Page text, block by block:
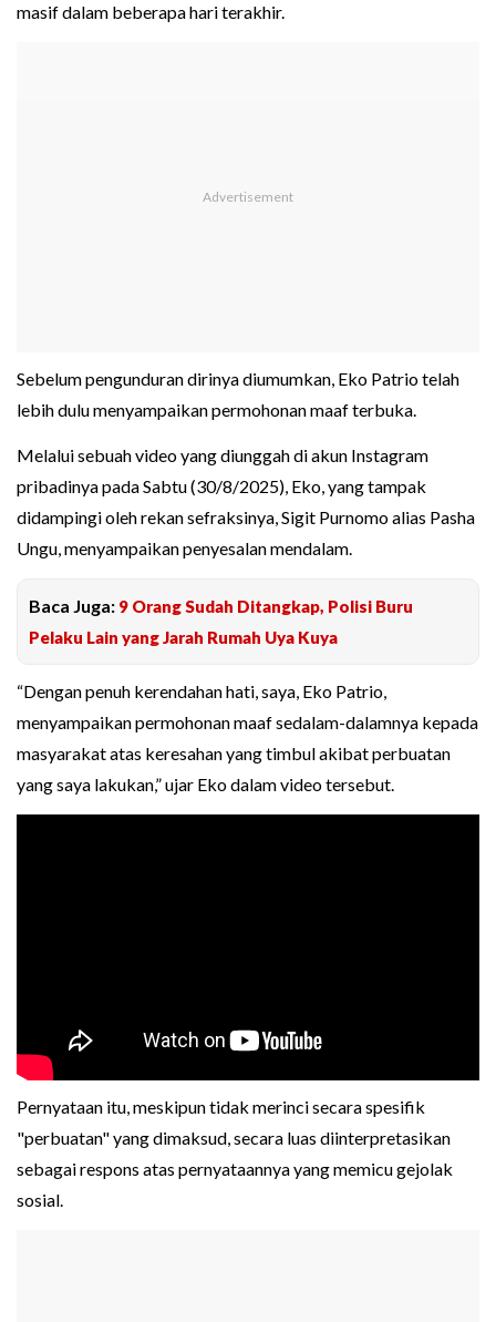
masif dalam beberapa hari terakhir.
Sebelum pengunduran dirinya diumumkan, Eko Patrio telah
lebih dulu menyampaikan permohonan maaf terbuka.
Melalui sebuah video yang diunggah di akun Instagram
pribadinya pada Sabtu (30/8/2025), Eko, yang tampak
didampingi oleh rekan sefraksinya, Sigit Purnomo alias Pasha
Ungu, menyampaikan penyesalan mendalam.
Baca Juga: 9 Orang Sudah Ditangkap, Polisi Buru
Pelaku Lain yang Jarah Rumah Uya Kuya
“Dengan penuh kerendahan hati, saya, Eko Patrio,
menyampaikan permohonan maaf sedalam-dalamnya kepada
masyarakat atas keresahan yang timbul akibat perbuatan
yang saya lakukan,” ujar Eko dalam video tersebut.
Pernyataan itu, meskipun tidak merinci secara spesifik
"perbuatan" yang dimaksud, secara luas diinterpretasikan
sebagai respons atas pernyataannya yang memicu gejolak
sosial.